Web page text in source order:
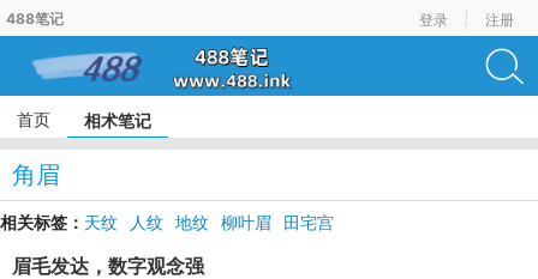
488笔记 登录 注册
首页 相术笔记
角眉
相关标签： 天纹 人纹 地纹 柳叶眉 田宅宫
眉毛发达，数字观念强